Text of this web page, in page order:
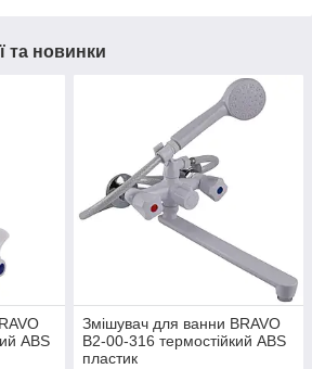
та новинки
ABS
Змішувач для ванни BRAVO
B2-00-316 термостійкий ABS
пластик